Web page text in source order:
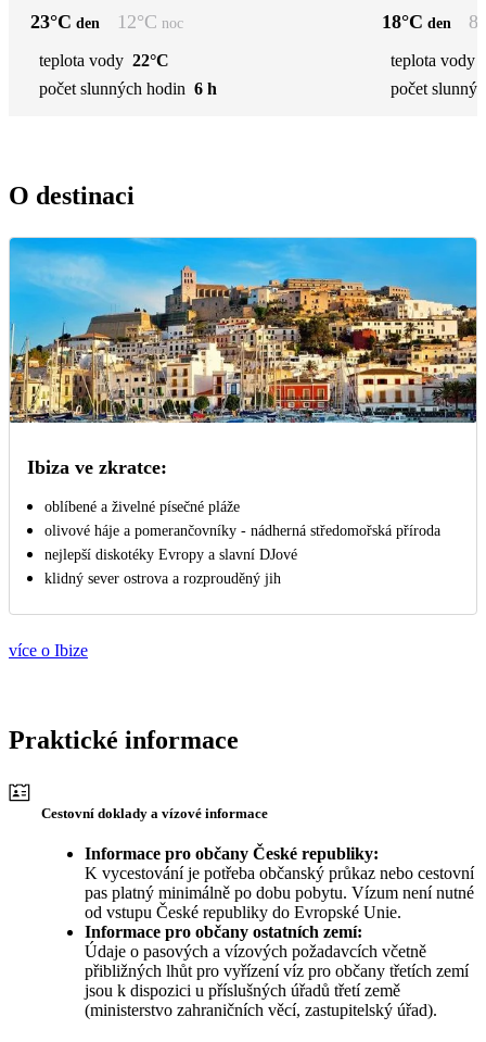
23°C den 12°C noc
teplota vody 22°C
počet slunných hodin 6 h
18°C den 8
teplota vody
počet
O destinaci
Ibiza ve zkratce:
oblíbené a živelné písečné pláže
olivové háje a pomerančovníky - nádherná středomořská příroda
nejlepší diskotéky Evropy a slavní DJové
klidný sever ostrova a rozprouděný jih
více o Ibize
Praktické informace
Cestovní doklady a vízové informace
Informace pro občany České republiky:
K vycestování je potřeba občanský průkaz nebo cestovní
pas platný minimálně po dobu pobytu. Vízum není nutné
od vstupu České republiky do Evropské Unie.
Informace pro občany ostatních zemí:
Údaje o pasových a vízových požadavcích včetně
přibližných lhůt pro vyřízení víz pro občany třetích zemí
jsou k dispozici u příslušných úřadů třetí země
(ministerstvo zahraničních věcí, zastupitelský úřad).